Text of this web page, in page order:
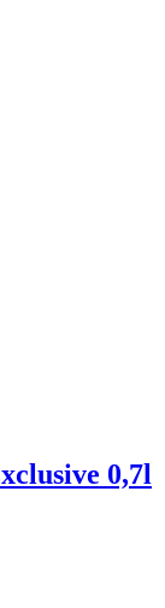
0,7l